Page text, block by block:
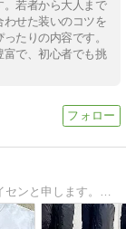
若者から大人まで
せた装いのコツを
たりの内容です。
富で、初心者でも挑